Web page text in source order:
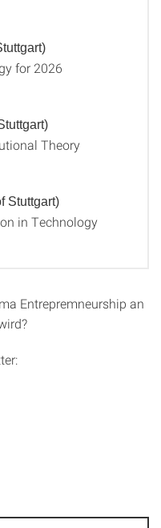
for 2026
Theory
Stuttgart)
in Technology
Entrepremneurship an